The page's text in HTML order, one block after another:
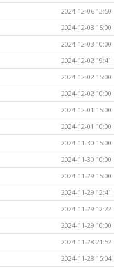
2024-12-06 13:50
2024-12-03 15:00
2024-12-03 10:00
2024-12-02 19:41
2024-12-02 15:00
2024-12-02 10:00
2024-12-01 15:00
2024-12-01 10:00
2024-11-30 15:00
2024-11-30 10:00
2024-11-29 15:00
2024-11-29 12:41
2024-11-29 12:22
2024-11-29 10:00
2024-11-28 21:52
2024-11-28 15:04